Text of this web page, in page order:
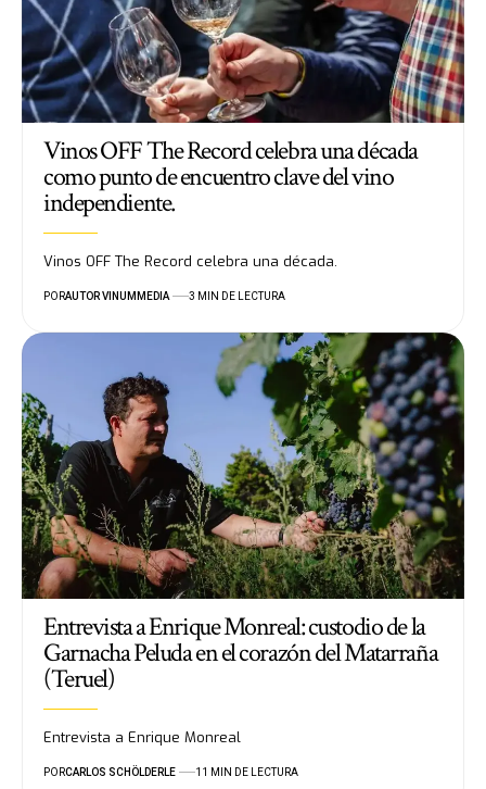
Vinos OFF The Record celebra una década
como punto de encuentro clave del vino
independiente.
Vinos OFF The Record celebra una década.
PORAUTOR VINUMMEDIA 3 MIN DE LECTURA
Entrevista a Enrique Monreal: custodio de la
Garnacha Peluda en el corazón del Matarraña
(Teruel)
Entrevista a Enrique Monreal
PORCARLOS SCHÖLDERLE 11 MIN DE LECTURA